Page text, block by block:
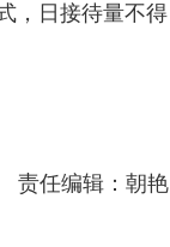
，日接待量不得
责任编辑：朝艳